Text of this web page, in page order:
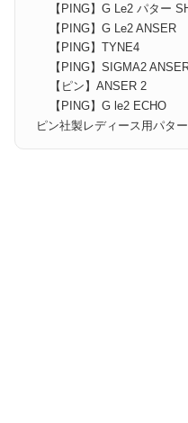
【PING】G Le2 パター
【PING】G Le2 ANSER
【PING】TYNE4
【PING】SIGMA2
【ピン】ANSER 2
【PING】G le2 ECHO
ピン社製レディース用パタ